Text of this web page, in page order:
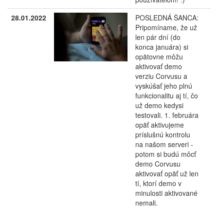
28.01.2022
POSLEDNÁ ŠANCA:
Pripomíname, že už
len pár dní (do
konca januára) si
opätovne môžu
aktivovať demo
verziu Corvusu a
vyskúšať jeho plnú
funkcionalitu aj tí, čo
už demo kedysi
testovali. 1. februára
opäť aktivujeme
príslušnú kontrolu
na našom serveri -
potom si budú môcť
demo Corvusu
aktivovať opäť už len
tí, ktorí demo v
minulosti aktivované
nemali.